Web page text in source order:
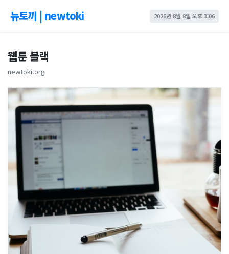
뉴토끼 | newtoki 2026년 8월 8일 오후 3:06
웹툰 블랙
newtoki.org